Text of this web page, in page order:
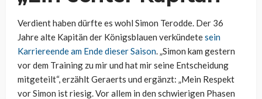
Verdient haben dürfte es wohl Simon Terodde. Der 36
Jahre alte Kapitän der Königsblauen verkündetesein
Karriereende am Ende dieser Saison. „Simon kam gestern
vor dem Training zu mir und hat mir seine Entscheidung
mitgeteilt“, erzählt Geraerts und ergänzt: „Mein Respekt
vor Simon ist riesig. Vor allem in den schwierigen Phasen